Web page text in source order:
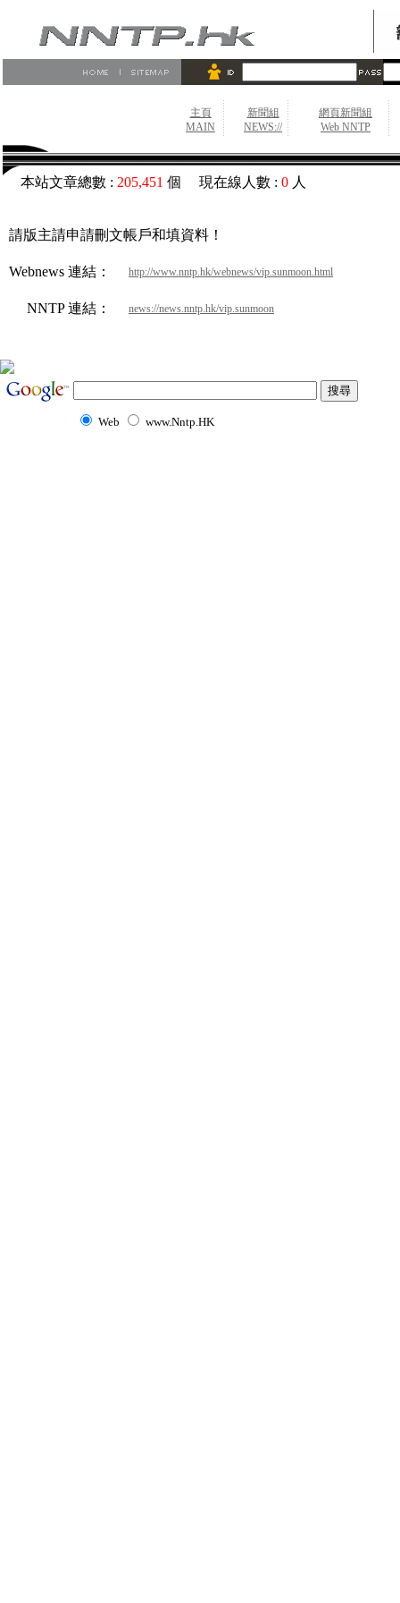
主頁
MAIN
新聞組
NEWS://
網頁新聞組
Web NNTP
本站文章總數 : 205,451 個 現在線人數 : 0 人
請版主請申請刪文帳戶和填資料！
Webnews 連結： http://www.nntp.hk/webnews/vip.sunmoon.html
NNTP 連結： news://news.nntp.hk/vip.sunmoon
Web www.Nntp.HK